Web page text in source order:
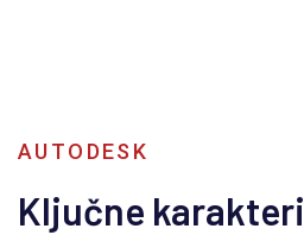
AUTODESK
Ključne